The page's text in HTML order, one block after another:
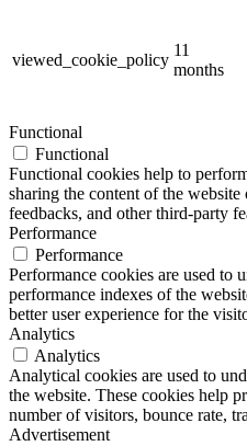
viewed_cookie_policy
11
months
Functional
Functional
Functional cookies help to
sharing the content of the
feedbacks, and other third-party
Performance
Performance
Performance cookies are used to
performance indexes of the
better user experience for the
Analytics
Analytics
Analytical cookies are used to
the website. These cookies help
number of visitors, bounce rate,
Advertisement